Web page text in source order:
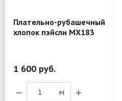
Плательно-рубашечный
хлопок пэйсли MX183
1 600 руб.
м